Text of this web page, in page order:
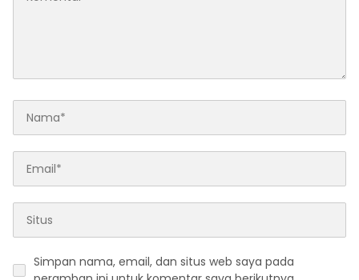
Simpan nama, email, dan situs web saya pada